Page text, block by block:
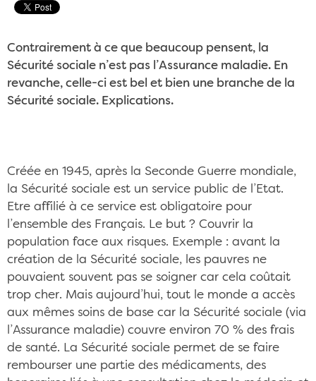
Contrairement à ce que beaucoup pensent, la
Sécurité sociale n’est pas l’Assurance maladie. En
revanche, celle-ci est bel et bien une branche de la
Sécurité sociale. Explications.
Créée en 1945, après la Seconde Guerre mondiale,
la Sécurité sociale est un service public de l’Etat.
Etre affilié à ce service est obligatoire pour
l’ensemble des Français. Le but ? Couvrir la
population face aux risques. Exemple : avant la
création de la Sécurité sociale, les pauvres ne
pouvaient souvent pas se soigner car cela coûtait
trop cher. Mais aujourd’hui, tout le monde a accès
aux mêmes soins de base car la Sécurité sociale (via
l’Assurance maladie) couvre environ 70 % des frais
de santé. La Sécurité sociale permet de se faire
rembourser une partie des médicaments, des